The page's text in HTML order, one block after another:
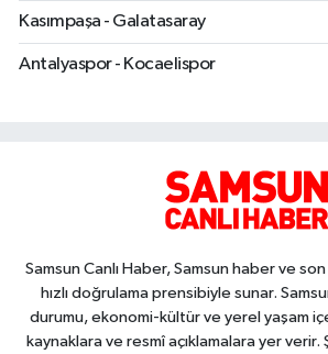
Kasımpaşa - Galatasaray
Antalyaspor - Kocaelispor
Samsun Canlı Haber, Samsun haber ve
hızlı doğrulama prensibiyle sunar.
durumu, ekonomi-kültür ve yerel yaşam
kaynaklara ve resmî açıklamalara yer verir.